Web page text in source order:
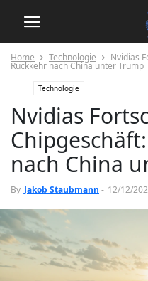
Home Technologie Nvidias
Rückkehr nach China unter Trump
Technologie
Nvidias
nach China
By Jakob Staubmann - 12/12/